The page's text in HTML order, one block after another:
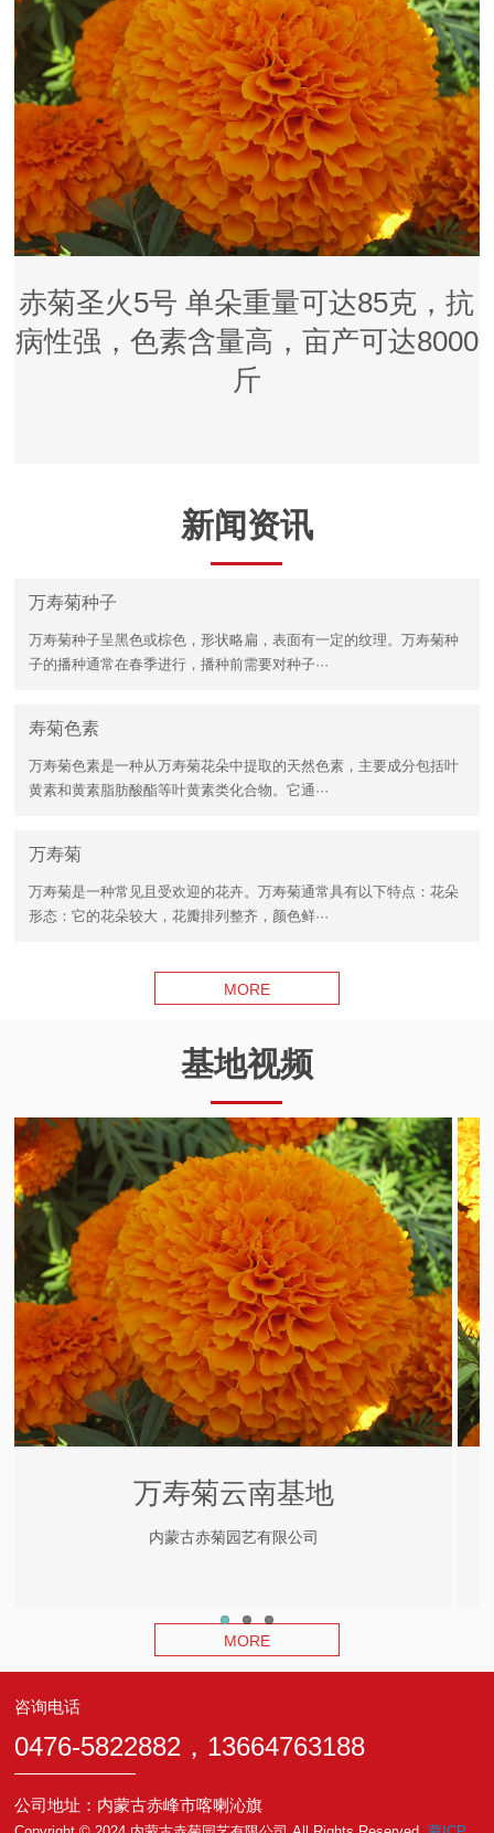
赤菊圣火5号 单朵重量可达85克，抗
病性强，色素含量高，亩产可达8000
斤
新闻资讯
万寿菊种子
万寿菊种子呈黑色或棕色，形状略扁，表面有一定的纹理。万寿菊种
子的播种通常在春季进行，播种前需要对种子···
寿菊色素
万寿菊色素是一种从万寿菊花朵中提取的天然色素，主要成分包括叶
黄素和黄素脂肪酸酯等叶黄素类化合物。它通···
万寿菊
万寿菊是一种常见且受欢迎的花卉。万寿菊通常具有以下特点：花朵
形态：它的花朵较大，花瓣排列整齐，颜色鲜···
MORE
基地视频
万寿菊云南基地
内蒙古赤菊园艺有限公司
MORE
咨询电话
0476-5822882，13664763188
公司地址：内蒙古赤峰市喀喇沁旗